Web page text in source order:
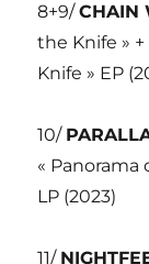
8+9/CHAIN
the Knife » +
Knife » EP
10/
« Panorama
LP (2023)
11/